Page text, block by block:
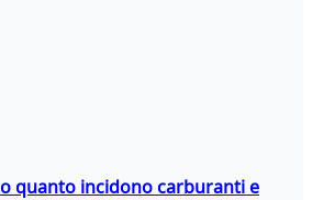
quanto incidono carburanti e